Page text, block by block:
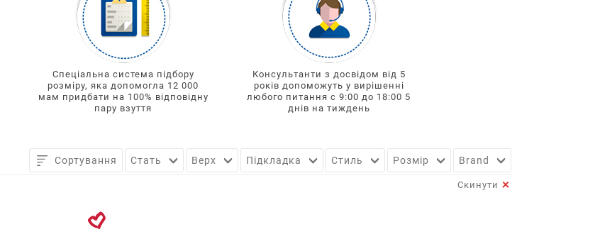
Спеціальна система підбору
розміру, яка допомогла 12 000
мам придбати на 100% відповідну
пару взуття
Консультанти з досвідом від 5
років допоможуть у вирішенні
любого питання с 9:00 до 18:00 5
днів на тиждень
НазадСортування Стать Верх Підкладка Стиль Розмір Brand
Скинути